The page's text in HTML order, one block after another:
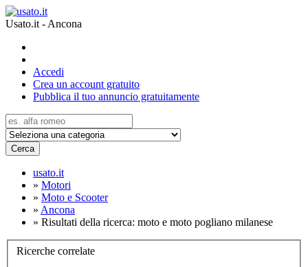
Usato.it - Ancona
Accedi
Crea un account gratuito
Pubblica il tuo annuncio gratuitamente
Cerca
usato.it
» Motori
» Moto e Scooter
» Ancona
» Risultati della ricerca: moto e moto pogliano milanese
Ricerche correlate